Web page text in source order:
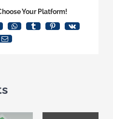
Your Platform!
WhatsAppTumblrPinterestVk
Email